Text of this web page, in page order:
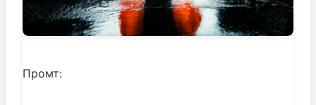
Промт: